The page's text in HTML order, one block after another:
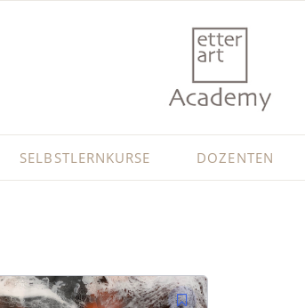
SELBSTLERNKURSE DOZENTEN